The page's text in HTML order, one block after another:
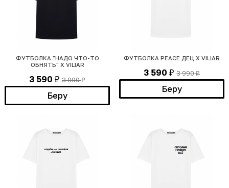
ФУТБОЛКА "НАДО ЧТО-ТО
ОБНЯТЬ" Х VILIAR
3 590 ₽ 3 990₽
Беру
ФУТБОЛКА PEACE ДЕЦ Х VILIAR
3 590 ₽ 3 990₽
Беру